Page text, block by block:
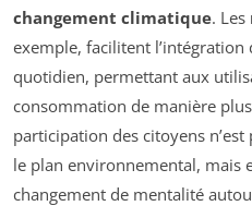
changement climatique. Les
exemple, facilitent l’intégration
quotidien, permettant aux
consommation de manière
participation des citoyens
le plan environnemental, mais
changement de mentalité